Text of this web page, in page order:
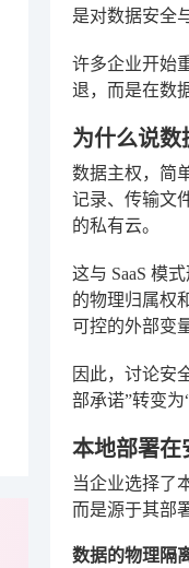
是对数据安全
许多企业开始
退，而是在数
为什么说数
数据主权，简
记录、传输文
的私有云。
这与 SaaS 模
的物理归属权
可控的外部变
因此，讨论安
部承诺”转变为
本地部署在
当企业选择了
而是源于其部
数据的物理隔